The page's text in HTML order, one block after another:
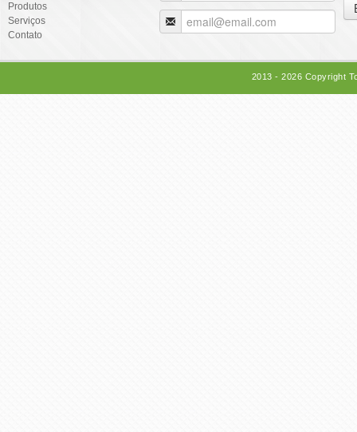
Produtos
Serviços
Contato
2013 - 2026 Copyright